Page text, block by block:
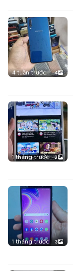
4 tuần trước 4
1 tháng trước 2
1 tháng trước 3